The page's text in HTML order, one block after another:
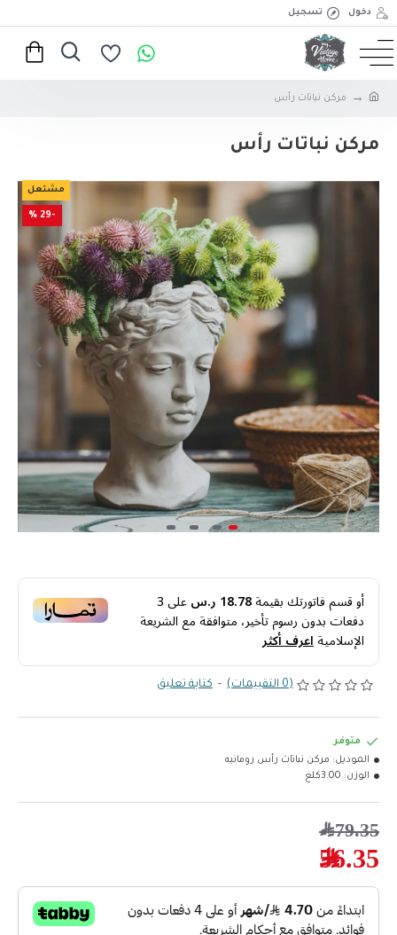
دخول تسجيل
مركن نباتات رأس
مركن نباتات رأس
مشتعل
-29 %
أو قسم فاتورتك بقيمة18.78 ر.س على3
دفعات بدون رسوم تأخير، متوافقة مع الشريعة
الإسلاميةاعرف أكثر
(0 التقييمات) - كتابة تعليق
56.35﷼
79.35﷼
متوفر
الموديل: مركن نباتات رأس رومانيه
الوزن: 3.00كلغ